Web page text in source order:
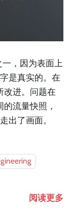
，因为表面上
是真实的。在
改进。问题在
流量快照，
出了画面。
阅读更多